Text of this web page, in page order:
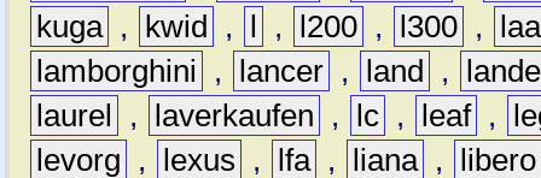
kuga , kwid , l , l200 , l300 ,
lamborghini
, lancer , land ,
laurel
, laverkaufen , lc , leaf ,
levorg
, lexus , lfa , liana ,
libero